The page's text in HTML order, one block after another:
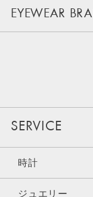
EYEWEAR
SERVICE
時計
ジュエリー